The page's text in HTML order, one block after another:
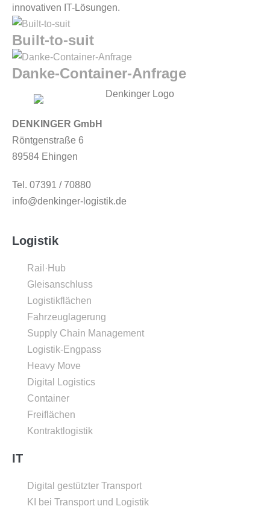
innovativen IT-Lösungen.
Built-to-suit
Danke-Container-Anfrage
DENKINGER GmbH
Röntgenstraße 6
89584 Ehingen
Tel. 07391 / 70880
info@denkinger-logistik.de
Logistik
Rail·Hub
Gleisanschluss
Logistikflächen
Fahrzeuglagerung
Supply Chain Management
Logistik-Engpass
Heavy Move
Digital Logistics
Container
Freiflächen
Kontraktlogistik
IT
Digital gestützter Transport
KI bei Transport und Logistik